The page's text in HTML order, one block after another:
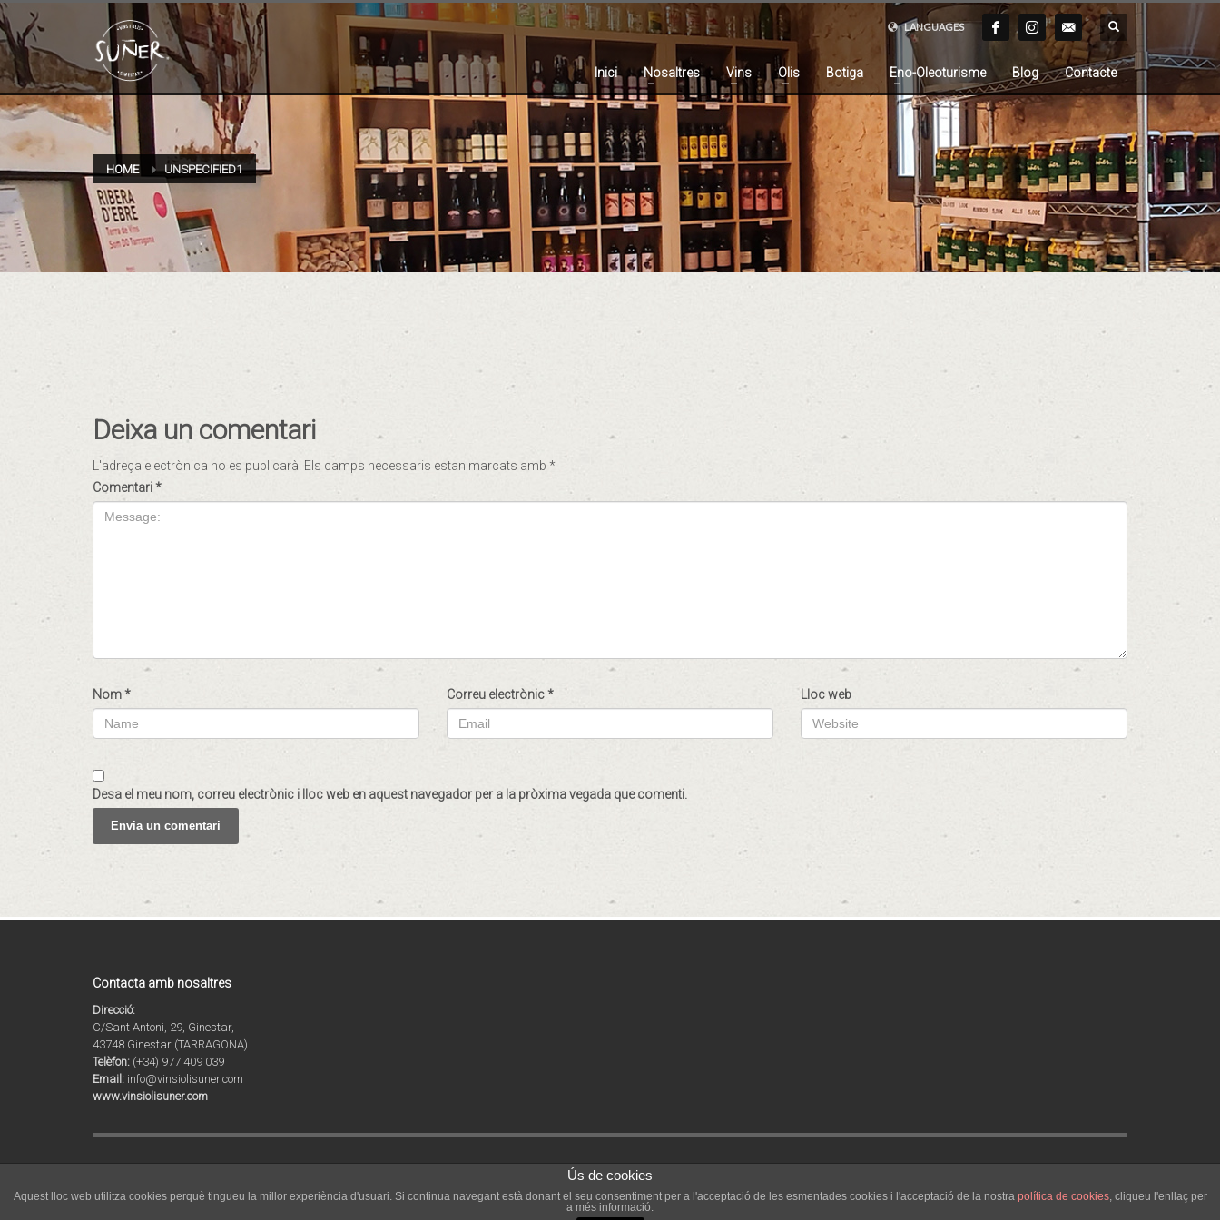
LANGUAGES
Inici Nosaltres Vins Olis Botiga Eno-Oleoturisme Blog Contacte
HOME UNSPECIFIED1
Deixa un comentari
L'adreça electrònica no es publicarà. Els camps necessaris estan marcats amb *
Comentari*
Nom* Correu electrònic* Lloc web
Desa el meu nom, correu electrònic i lloc web en aquest navegador per a la pròxima vegada que comenti.
Contacta amb nosaltres
Direcció:
C/Sant Antoni, 29, Ginestar,
43748 Ginestar (TARRAGONA)
Telèfon: (+34) 977 409 039
Email: info@vinsiolisuner.com
www.vinsiolisuner.com
Vins i Olis de Catalunya | Celler i molí familiar a la Ribera d’Ebre a Tarragona
Ús de cookies
Aquest lloc web utilitza cookies perquè tingueu la millor experiència d'usuari. Si continua navegant està donant el seu consentiment per a l'acceptació de les esmentades cookies i l'acceptació de la nostra política de cookies, cliqueu l'enllaç per
a més informació.